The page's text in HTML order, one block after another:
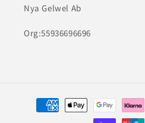
Nya Gelwel Ab
Org:55936696696
Betalningsmetoder